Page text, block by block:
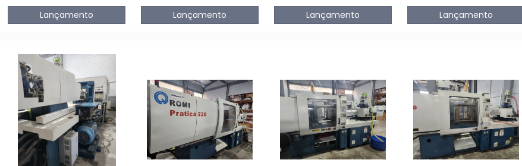
Lançamento Lançamento Lançamento Lançamento